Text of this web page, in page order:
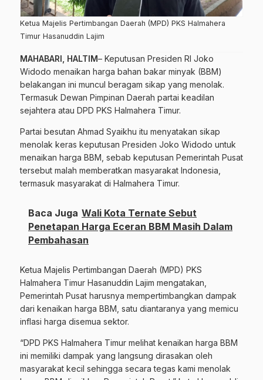
Ketua Majelis Pertimbangan Daerah (MPD) PKS Halmahera
Timur Hasanuddin Lajim
MAHABARI, HALTIM– Keputusan Presiden RI Joko
Widodo menaikan harga bahan bakar minyak (BBM)
belakangan ini muncul beragam sikap yang menolak.
Termasuk Dewan Pimpinan Daerah partai keadilan
sejahtera atau DPD PKS Halmahera Timur.
Partai besutan Ahmad Syaikhu itu menyatakan sikap
menolak keras keputusan Presiden Joko Widodo untuk
menaikan harga BBM, sebab keputusan Pemerintah Pusat
tersebut malah memberatkan masyarakat Indonesia,
termasuk masyarakat di Halmahera Timur.
Baca Juga Wali Kota Ternate Sebut
Penetapan Harga Eceran BBM Masih Dalam
Pembahasan
Ketua Majelis Pertimbangan Daerah (MPD) PKS
Halmahera Timur Hasanuddin Lajim mengatakan,
Pemerintah Pusat harusnya mempertimbangkan dampak
dari kenaikan harga BBM, satu diantaranya yang memicu
inflasi harga disemua sektor.
“DPD PKS Halmahera Timur melihat kenaikan harga BBM
ini memiliki dampak yang langsung dirasakan oleh
masyarakat kecil sehingga secara tegas kami menolak